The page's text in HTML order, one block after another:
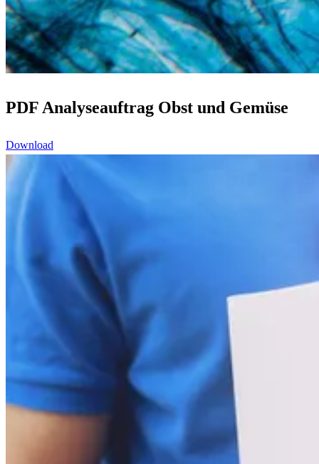
PDF Analyseauftrag Obst und Gemüse
Download